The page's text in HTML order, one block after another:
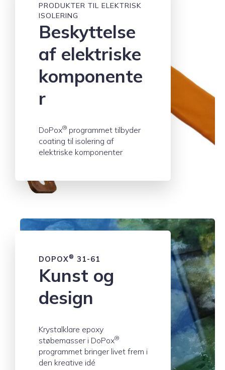
PRODUKTER TIL ELEKTRISK
ISOLERING
Beskyttelse
af elektriske
komponente
r
DoPox®programmet tilbyder
coating til isolering af
elektriske komponenter
DOPOX® 31-61
Kunst og
design
Krystalklare epoxy
støbemasser i DoPox®
programmet bringer livet frem i
den kreative idé